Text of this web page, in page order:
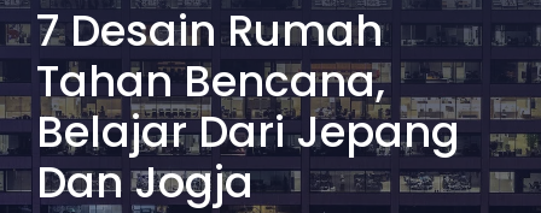
7 Desain Rumah
Tahan Bencana,
Belajar Dari Jepang
Dan Jogja